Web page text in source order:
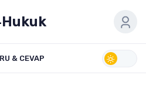
& CEVAP